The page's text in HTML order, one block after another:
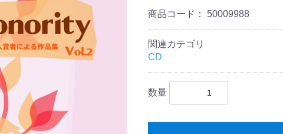
商品コード： 50009988
関連カテゴリ
CD
数量